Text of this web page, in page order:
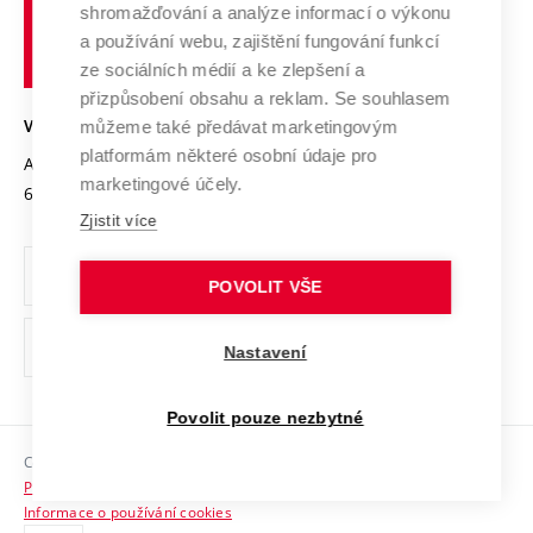
Transfer znalostí
Open Science
Projekty
Projekty ze strukturálních fondů
Specifický výzkum
Služby univerzity
Mezinárodní dohody
Univerzitní sítě
Udržitelná univerzita
Podnikavá univerzita / ContriBUTe
Bezpečná univerzita
Vyznamenání
Organizační struktura
Ochrana osobních údajů
odkaz)
Sociální bezpečí
HR Award
učení
technické
VYSOKÉ UČENÍ TECHNICKÉ V BRNĚ
Antonínská 548/1
602 00 Brno
www.vut.cz
vut@vutbr.cz
Copyright © 2026 VUT
Prohlášení o přístupnosti
Informace o používání cookies
shromažďování a analýze informací o výkonu
a používání webu, zajištění fungování funkcí
ze sociálních médií a ke zlepšení a
přizpůsobení obsahu a reklam. Se souhlasem
můžeme také předávat marketingovým
platformám některé osobní údaje pro
marketingové účely.
Zjistit více
POVOLIT VŠE
Nastavení
Povolit pouze nezbytné